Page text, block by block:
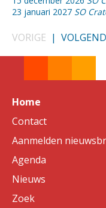
23 januari 2027 SO
VORIGE |
Home
Contact
Aanmelden
Agenda
Nieuws
Zoek